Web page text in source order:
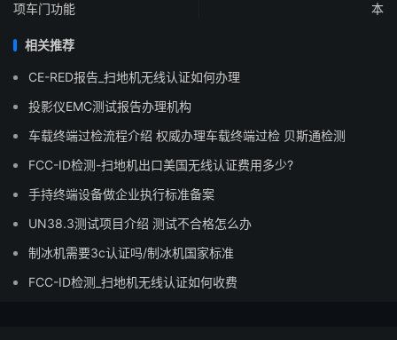
项车门功能
本
相关推荐
CE-RED报告_扫地机无线认证如何办理
投影仪EMC测试报告办理机构
车载终端过检流程介绍 权威办理车载终端过检 贝斯通检测
FCC-ID检测-扫地机出口美国无线认证费用多少?
手持终端设备做企业执行标准备案
UN38.3测试项目介绍 测试不合格怎么办
制冰机需要3c认证吗/制冰机国家标准
FCC-ID检测_扫地机无线认证如何收费